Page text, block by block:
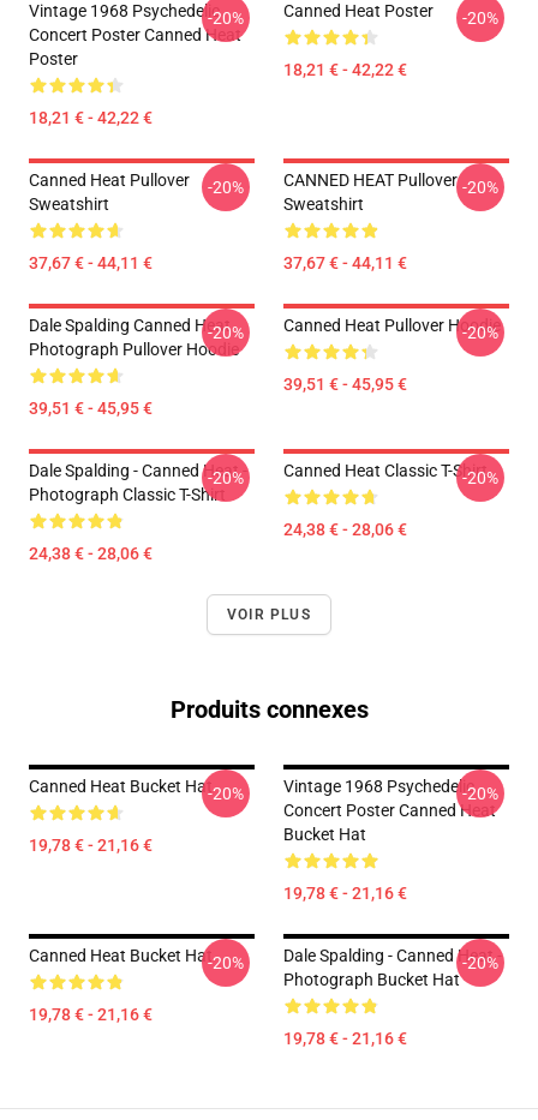
Vintage 1968 Psychedelic
Concert Poster Canned Heat
Poster
18,21 € - 42,22 €
-20% Canned Heat Poster
18,21 € - 42,22 €
-20%
Canned Heat Pullover
Sweatshirt
37,67 € - 44,11 €
-20%
CANNED HEAT Pullover
Sweatshirt
37,67 € - 44,11 €
-20%
Dale Spalding Canned Heat
Photograph Pullover Hoodie
39,51 € - 45,95 €
-20% Canned Heat Pullover Hoodie
39,51 € - 45,95 €
-20%
Dale Spalding - Canned Heat -
Photograph Classic T-Shirt
24,38 € - 28,06 €
-20% Canned Heat Classic T-Shirt
24,38 € - 28,06 €
-20%
VOIR PLUS
Produits connexes
Canned Heat Bucket Hat
19,78 € - 21,16 €
-20%
Vintage 1968 Psychedelic
Concert Poster Canned Heat
Bucket Hat
19,78 € - 21,16 €
-20%
Canned Heat Bucket Hat
19,78 € - 21,16 €
-20%
Dale Spalding - Canned Heat -
Photograph Bucket Hat
19,78 € - 21,16 €
-20%